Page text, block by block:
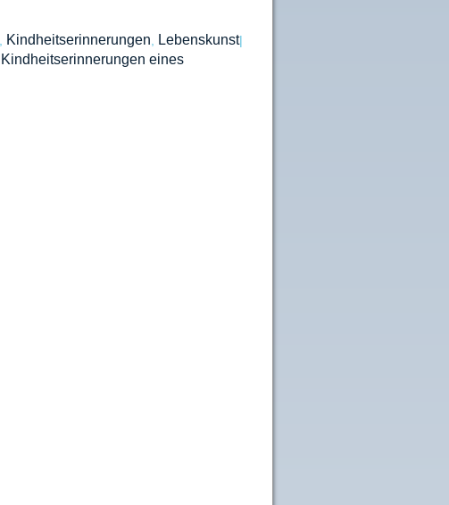
Kindheitserinnerungen Lebenskunst|
Kindheitserinnerungen eines